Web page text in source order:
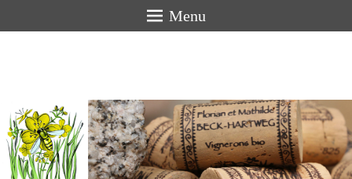
Menu
BECK-
HARTWEG
Vigneron bio en Alsace